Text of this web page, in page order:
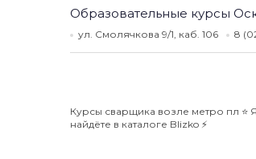
Образовательные курсы
ул. Смолячкова 9/1, каб. 106 8
Курсы сварщика возле метро пл ⭐️
найдёте в каталоге Blizko ⚡️